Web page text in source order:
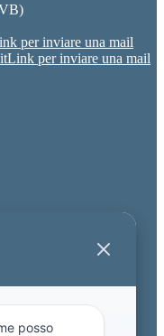
per inviare una mail
Link per inviare una mail